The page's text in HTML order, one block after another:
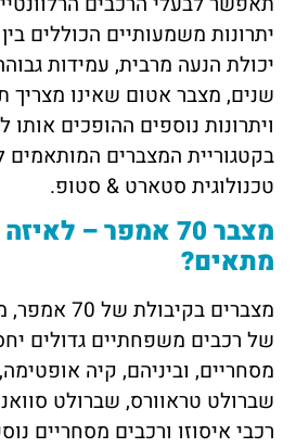
יתרונות משמעותיים הכוללים
שנים, מצבר אטום שאינו
ויתרונות נוספים ההופכים
בקטגוריית המצברים המותאמים
טכנולוגית סטארט & סטופ.
מצבר 70 אמפר –
מתאים?
מצברים
של רכבים משפחתיים גדולים
מסחריים, וביניהם, קיה
שברולט טראוורס, שברולט
רכבי איסוזו ורכבים מסחריים